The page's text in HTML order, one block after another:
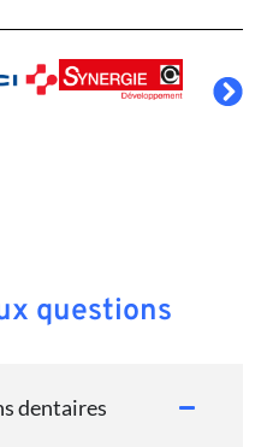
questions
dentaires